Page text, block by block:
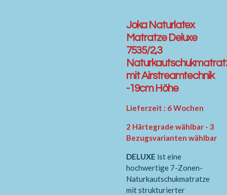
Joka Naturlatex
Matratze Deluxe
7535/2,3
mit Airstreamtechnik
-19cm Höhe
Lieferzeit : 6 Wochen
2 Härtegrade wählbar - 3
Bezugsvarianten wählbar
DELUXE ist eine
hochwertige 7-Zonen-
Naturkautschukmatratze
mit strukturierter